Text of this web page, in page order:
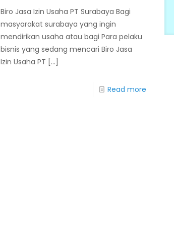
Biro Jasa Izin Usaha PT Surabaya Bagi
masyarakat surabaya yang ingin
mendirikan usaha atau bagi Para pelaku
bisnis yang sedang mencari Biro Jasa
Izin Usaha PT […]
Read more